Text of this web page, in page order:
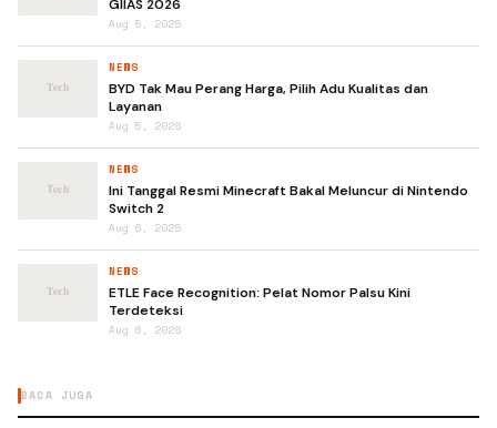
GIIAS 2026
Aug 5, 2026
NEWS
BYD Tak Mau Perang Harga, Pilih Adu Kualitas dan
Layanan
Aug 5, 2026
NEWS
Ini Tanggal Resmi Minecraft Bakal Meluncur di Nintendo
Switch 2
Aug 6, 2026
NEWS
ETLE Face Recognition: Pelat Nomor Palsu Kini
Terdeteksi
Aug 6, 2026
BACA JUGA